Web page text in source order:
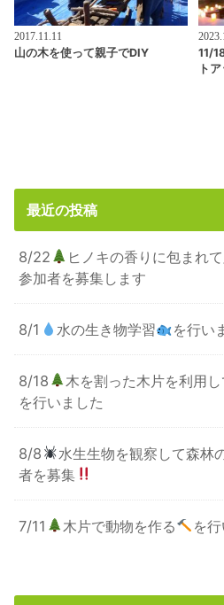
2017.11.11
山の木を使って親子でDIY 11/
ト
最近の投稿
8/22
ヒノキの香りに包まれ
参加者を募集します
8/1 水の生き物学習 を行い
8/18
木を割った木片を利用
を行いました
8/8 水生生物を観察して森林
者を募集
7/11 木片で動物を作る を